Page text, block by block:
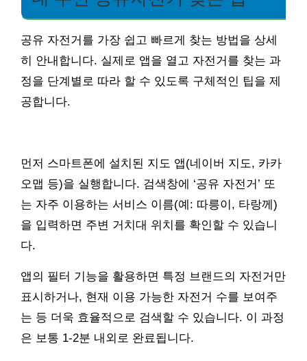
공유 자전거를 가장 쉽고 빠르게 찾는 방법을 상세
히 안내합니다. 실제로 앱을 열고 자전거를 찾는 과
정을 단계별로 따라 할 수 있도록 구체적인 팁을 제
공합니다.
먼저 스마트폰에 설치된 지도 앱(네이버 지도, 카카
오맵 등)을 실행합니다. 검색창에 ‘공유 자전거’ 또
는 자주 이용하는 서비스 이름(예: 따릉이, 타랑께)
을 입력하면 주변 거치대 위치를 확인할 수 있습니
다.
앱의 필터 기능을 활용하면 특정 브랜드의 자전거만
표시하거나, 현재 이용 가능한 자전거 수를 보여주
는 등 더욱 효율적으로 검색할 수 있습니다. 이 과정
은 보통 1-2분 내외로 완료됩니다.